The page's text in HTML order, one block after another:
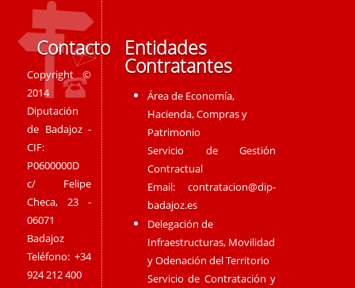
Contacto
Copyright ©
2014
Diputación
de Badajoz -
CIF:
P0600000D
c/ Felipe
Checa, 23 -
06071
Badajoz
Teléfono: +34
924 212 400
Entidades
Contratantes
Área de Economía,
Hacienda, Compras y
Patrimonio
Servicio de Gestión
Contractual
Email:contratacion@dip-
badajoz.es
Delegación de
Infraestructuras, Movilidad
y Odenación del Territorio
Servicio de Contratación y